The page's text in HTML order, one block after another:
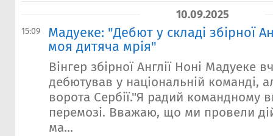
10.09.2025
15:09
Мадуеке: "Дебют у складі збірної
моя дитяча мрія"
Вінгер збірної Англії Ноні Мадуеке
дебютував у національній команді,
ворота Сербії."Я радий командному
перемозі. Вважаю, що ми провели
ма...